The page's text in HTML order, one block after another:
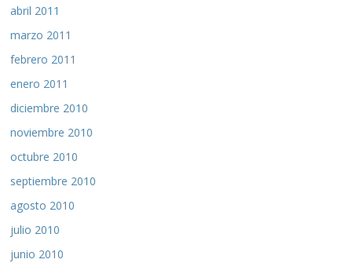
abril 2011
marzo 2011
febrero 2011
enero 2011
diciembre 2010
noviembre 2010
octubre 2010
septiembre 2010
agosto 2010
julio 2010
junio 2010